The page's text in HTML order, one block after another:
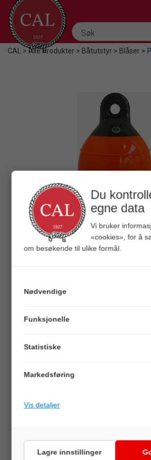
CAL >Alle Produkter>Båtutstyr>Blåser>
Danfender LR-4
415x930 - Blåse - Garnbøye
5705563591433
Markeringsbøye for fiskeri. Høy kvalitet.
Du
egne data
Vi bruker
«cookies», for å
om besøkende til ulike formål.
Nødvendige
Funksjonelle
Statistiske
Markedsføring
Vis detaljer
Lagre innstillinger